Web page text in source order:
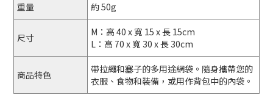
重量 約 50g
尺寸
M：高 40 x 寬 15 x 長 15cm
L：高 70 x 寬 30 x 長 30cm
商品特色
帶拉繩和塞子的多用途網袋。隨身攜帶您的
衣服、食物和裝備，或用作背包中的內袋。